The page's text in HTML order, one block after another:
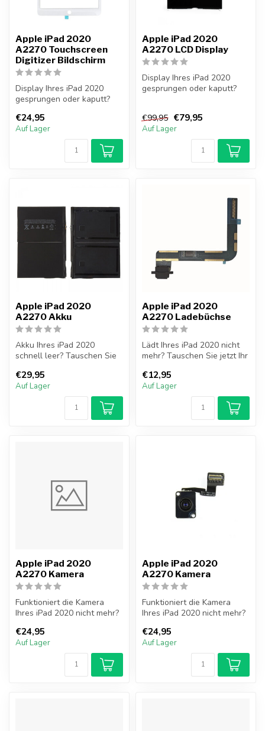
Apple iPad 2020
A2270 Touchscreen
Digitizer Bildschirm
Display Ihres iPad 2020
gesprungen oder kaputt?
2020...
€24,95
Auf Lager
Apple iPad 2020
A2270 LCD Display
Display Ihres iPad 2020
gesprungen oder kaputt?
€99,95 €79,95
Auf Lager
Apple iPad 2020
A2270 Akku
Akku Ihres iPad 2020
schnell leer? Tauschen Sie
selbst ...
€29,95
Auf Lager
Apple iPad 2020
A2270 Ladebüchse
Lädt Ihres iPad 2020 nicht
mehr? Tauschen Sie jetzt Ihr
€12,95
Auf Lager
Apple iPad 2020
A2270 Kamera
Funktioniert die Kamera
Ihres iPad 2020 nicht mehr?
€24,95
Auf Lager
Apple iPad 2020
A2270 Kamera
Funktioniert die Kamera
Ihres iPad 2020 nicht mehr?
€24,95
Auf Lager